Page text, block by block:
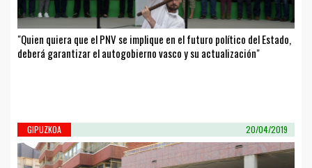
"Quien quiera que el PNV se implique en el futuro político del Estado,
deberá garantizar el autogobierno vasco y su actualización"
GIPUZKOA 20/04/2019